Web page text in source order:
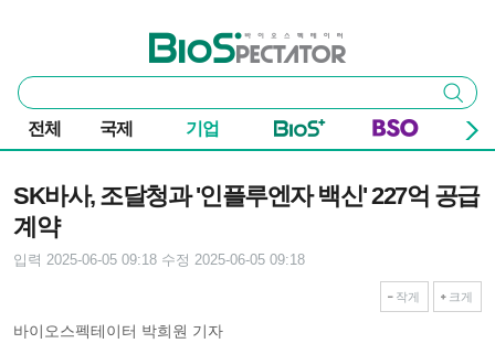
바이오스펙테이터
통
합
검
색
검색
전체 국제 기업
SK바사, 조달청과 '인플루엔자 백신' 227억 공급
계약
입력 2025-06-05 09:18 수정 2025-06-05 09:18
작게 크게
바이오스펙테이터 박희원 기자